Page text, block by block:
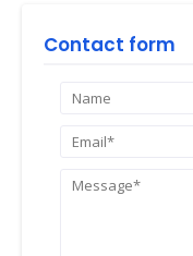
Contact form